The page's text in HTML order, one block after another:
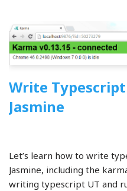
Write
Jasmine
Let’s learn how to write
Jasmine, including the
writing typescript UT and